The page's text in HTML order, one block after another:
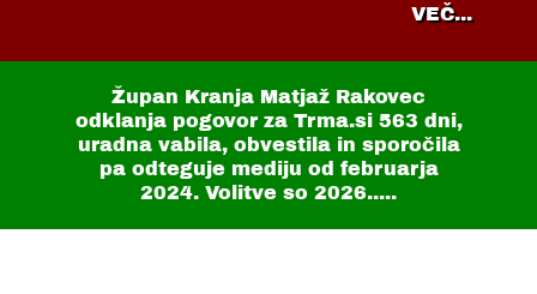
VEČ...
Župan Kranja Matjaž Rakovec
odklanja pogovor za Trma.si 563 dni,
uradna vabila, obvestila in sporočila
pa odteguje mediju od februarja
2024. Volitve so 2026.....